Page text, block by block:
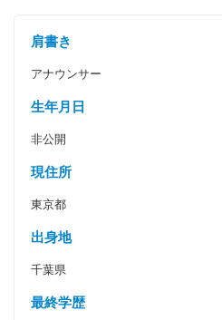
肩書き
アナウンサー
生年月日
非公開
現住所
東京都
出身地
千葉県
最終学歴